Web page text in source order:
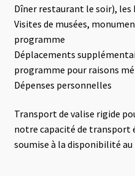
Dîner restaurant le soir), les
Visites de musées,
programme
Déplacements
programme pour raisons
Dépenses personnelles
Transport de valise rigide
notre capacité de
soumise à la disponibilité